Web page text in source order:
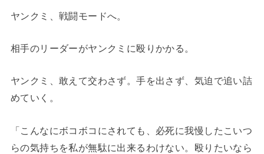
ヤンクミ、戦闘モードへ。
相手のリーダーがヤンクミに殴りかかる。
ヤンクミ、敢えて交わさず。手を出さず、気迫で追い詰
めていく。
「こんなにボコボコにされても、必死に我慢したこいつ
らの気持ちを私が無駄に出来るわけない。殴りたいなら